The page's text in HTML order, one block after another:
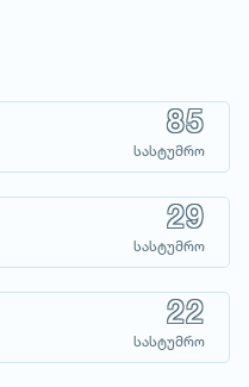
85
სასტუმრო
29
სასტუმრო
22
სასტუმრო